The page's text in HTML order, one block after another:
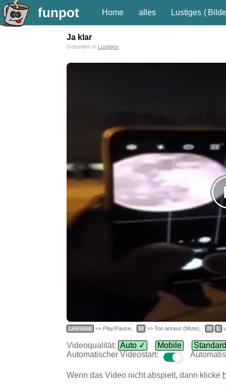
funpot Home alles Lustiges (
Ja klar
Gefunden in Lustiges
Leertaste => Play/Pause, M => Ton an/aus (Mute), H L
Videoqualität: Auto ✓ Mobile Standard
Automatischer Videostart:
Wenn das Video nicht abspielt, dann klicke